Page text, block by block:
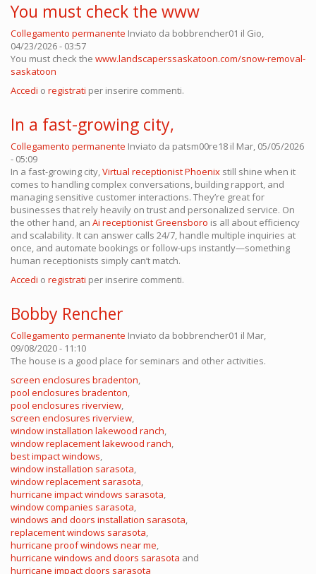
You must check the www
Collegamento permanente Inviato da bobbrencher01 il Gio,
04/23/2026 - 03:57
You must check the www.landscaperssaskatoon.com/snow-removal-
saskatoon
Accedi o registrati per inserire commenti.
In a fast-growing city,
Collegamento permanente Inviato da patsm00re18 il Mar, 05/05/2026
- 05:09
In a fast-growing city,Virtual receptionist Phoenix still shine when it
comes to handling complex conversations, building rapport, and
managing sensitive customer interactions. They’re great for
businesses that rely heavily on trust and personalized service. On
the other hand, an Ai receptionist Greensboro is all about efficiency
and scalability. It can answer calls 24/7, handle multiple inquiries at
once, and automate bookings or follow-ups instantly—something
human receptionists simply can’t match.
Accedi o registrati per inserire commenti.
Bobby Rencher
Collegamento permanente Inviato da bobbrencher01 il Mar,
09/08/2020 - 11:10
The house is a good place for seminars and other activities.
screen enclosures bradenton,
pool enclosures bradenton,
pool enclosures riverview,
screen enclosures riverview,
window installation lakewood ranch,
window replacement lakewood ranch,
best impact windows,
window installation sarasota,
window replacement sarasota,
hurricane impact windows sarasota,
window companies sarasota,
windows and doors installation sarasota,
replacement windows sarasota,
hurricane proof windows near me,
hurricane windows and doors sarasota and
hurricane impact doors sarasota